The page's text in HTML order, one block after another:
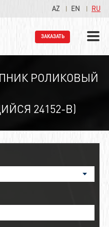
AZ EN RU
ЗАКАЗАТЬ
РОЛИКОВЫЙ
24152-B)